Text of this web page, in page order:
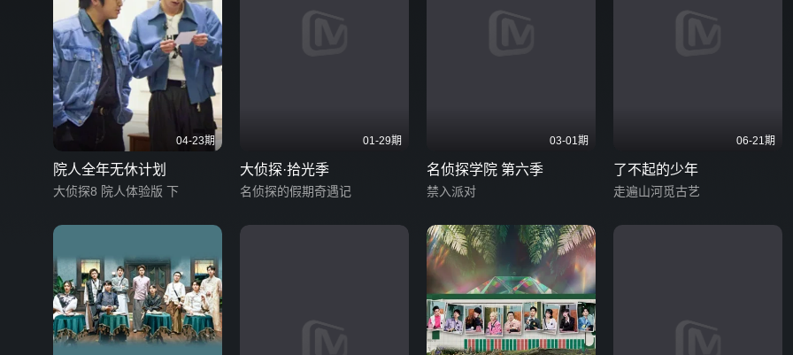
04-23期
院人全年无休计划
大侦探8 院人体验版 下
01-29期
大侦探·拾光季
名侦探的假期奇遇记
03-01期
名侦探学院 第六季
禁入派对
06-21期
了不起的少年
走遍山河觅古艺